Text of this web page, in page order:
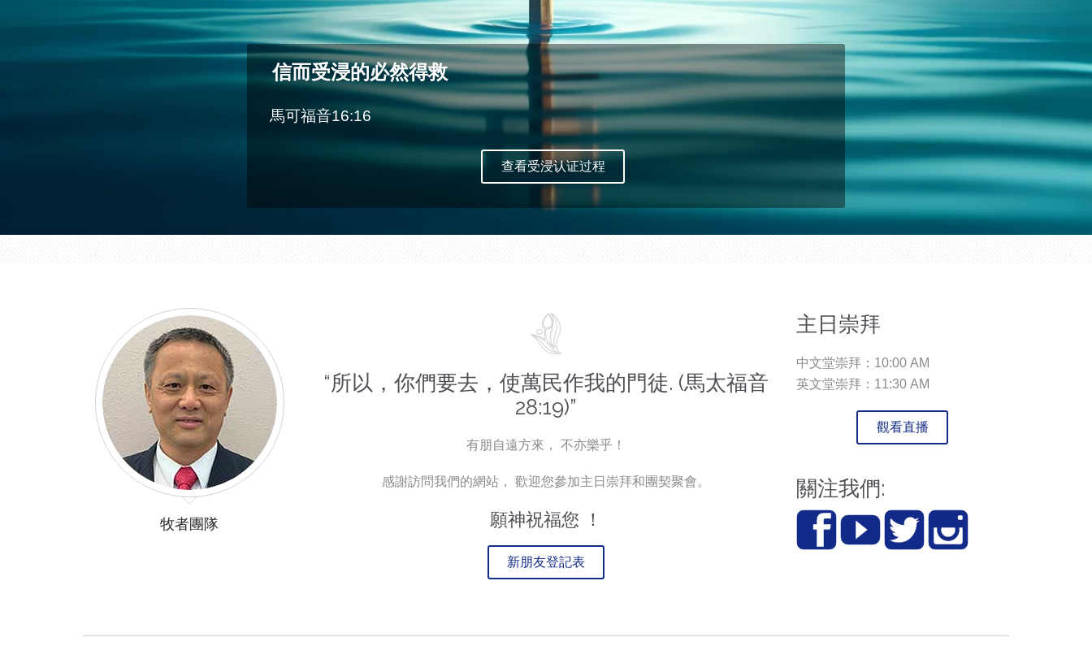
信而受浸的必然得救
馬可福音16:16
查看受浸认证过程
牧者團隊
“所以，你們要去，使萬民作我的門徒. (馬太福音
28:19)”
有朋自遠方來， 不亦樂乎！
感謝訪問我們的網站， 歡迎您參加主日崇拜和團契聚會。
願神祝福您 ！
新朋友登記表
主日崇拜
中文堂崇拜：10:00 AM
英文堂崇拜：11:30 AM
觀看直播
關注我們:
